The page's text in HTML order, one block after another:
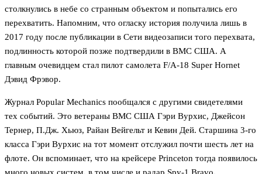
столкнулись в небе со странным объектом и попытались его
перехватить. Напомним, что огласку история получила лишь в
2017 году после публикации в Сети видеозаписи того перехвата,
подлинность которой позже подтвердили в ВМС США. А
главным очевидцем стал пилот самолета F/A-18 Super Hornet
Дэвид Фрэвор.
Журнал Popular Mechanics пообщался с другими свидетелями
тех событий. Это ветераны ВМС США Гэри Вурхис, Джейсон
Тернер, П.Дж. Хьюз, Райан Вейгельт и Кевин Дей. Старшина 3-го
класса Гэри Вурхис на тот момент отслужил почти шесть лет на
флоте. Он вспоминает, что на крейсере Princeton тогда появилось